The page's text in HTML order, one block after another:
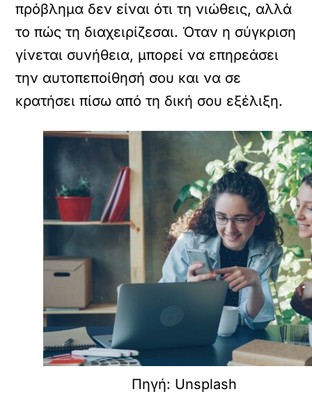
πρόβλημα δεν είναι ότι τη νιώθεις, αλλά
το πώς τη διαχειρίζεσαι. Όταν η σύγκριση
γίνεται συνήθεια, μπορεί να επηρεάσει
την αυτοπεποίθησή σου και να σε
κρατήσει πίσω από τη δική σου εξέλιξη.
Πηγή: Unsplash